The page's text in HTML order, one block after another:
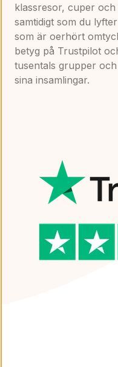
klassresor, cuper
samtidigt som du
som är oerhört
betyg på Trustpilot
tusentals grupper
sina insamlingar.